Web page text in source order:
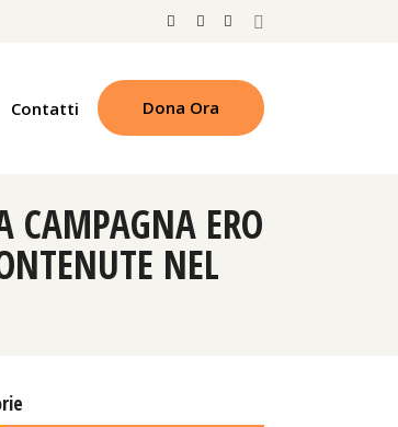
Contatti Dona Ora
CAMPAGNA ERO
NEL